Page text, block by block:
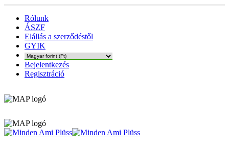
Rólunk
ÁSZF
Elállás a szerződéstől
GYIK
Bejelentkezés
Regisztráció